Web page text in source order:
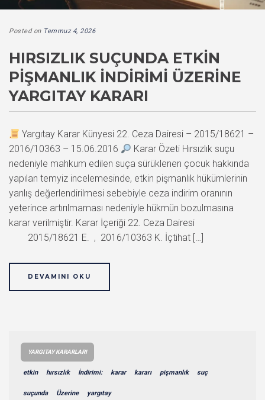
Posted on Temmuz 4, 2026
HIRSIZLIK SUÇUNDA ETKIN
PIŞMANLIK İNDIRIMI ÜZERINE
YARGITAY KARARI
Yargıtay Karar Künyesi 22. Ceza Dairesi – 2015/18621 –
2016/10363 – 15.06.2016
Karar Özeti Hırsızlık suçu
nedeniyle mahkum edilen suça sürüklenen çocuk hakkında
yapılan temyiz incelemesinde, etkin pişmanlık hükümlerinin
yanlış değerlendirilmesi sebebiyle ceza indirim oranının
yeterince artırılmaması nedeniyle hükmün bozulmasına
karar verilmiştir. Karar İçeriği 22. Ceza Dairesi
2015/18621 E. , 2016/10363 K. İçtihat […]
DEVAMINI OKU
YARGITAY KARARLARI
etkin hırsızlık İndirimi: karar kararı pişmanlık suç
suçunda Üzerine yargıtay